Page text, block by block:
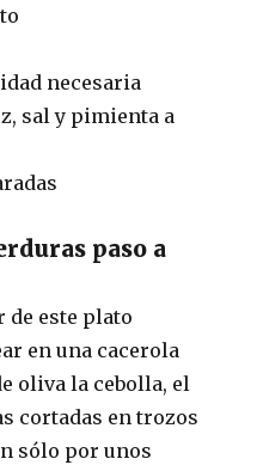
necesaria
sal y pimienta a
paso a
de este plato
en una cacerola
oliva la cebolla, el
cortadas en trozos
sólo por unos